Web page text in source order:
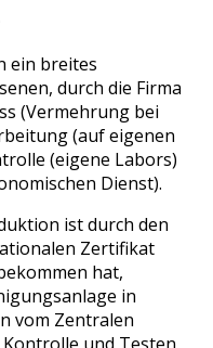
ein breites
durch die Firma
(Vermehrung bei
(auf eigenen
(eigene Labors)
Dienst).
ist durch den
Zertifikat
hat,
in
vom Zentralen
und Testen